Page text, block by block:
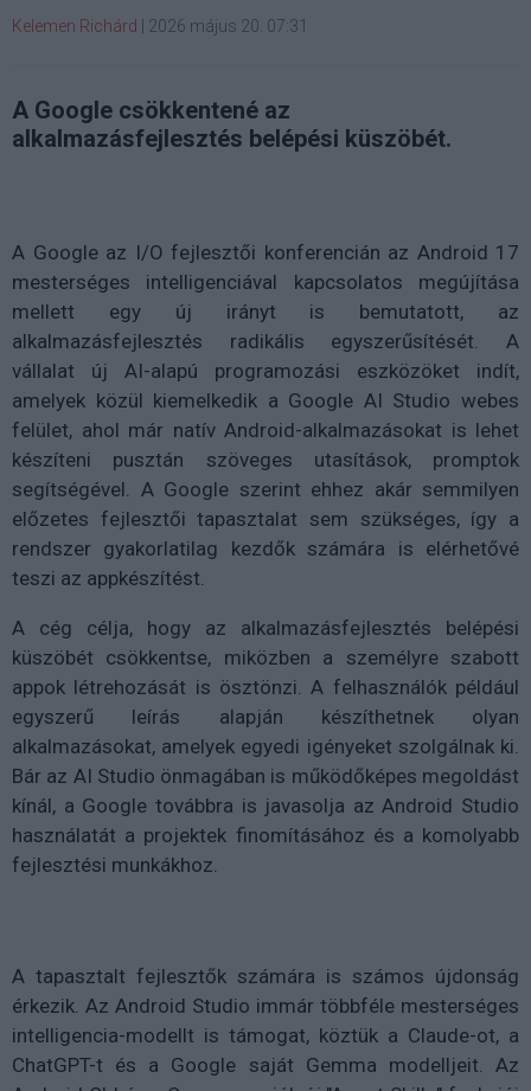
Kelemen Richárd 2026 május 20. 07:31
A Google csökkentené az
alkalmazásfejlesztés belépési küszöbét.
A Google az I/O fejlesztői konferencián az Android 17
mesterséges intelligenciával kapcsolatos megújítása
mellett egy új irányt is bemutatott, az
alkalmazásfejlesztés radikális egyszerűsítését. A
vállalat új AI-alapú programozási eszközöket indít,
amelyek közül kiemelkedik a Google AI Studio webes
felület, ahol már natív Android-alkalmazásokat is lehet
készíteni pusztán szöveges utasítások, promptok
segítségével. A Google szerint ehhez akár semmilyen
előzetes fejlesztői tapasztalat sem szükséges, így a
rendszer gyakorlatilag kezdők számára is elérhetővé
teszi az appkészítést.
A cég célja, hogy az alkalmazásfejlesztés belépési
küszöbét csökkentse, miközben a személyre szabott
appok létrehozását is ösztönzi. A felhasználók például
egyszerű leírás alapján készíthetnek olyan
alkalmazásokat, amelyek egyedi igényeket szolgálnak ki.
Bár az AI Studio önmagában is működőképes megoldást
kínál, a Google továbbra is javasolja az Android Studio
használatát a projektek finomításához és a komolyabb
fejlesztési munkákhoz.
A tapasztalt fejlesztők számára is számos újdonság
érkezik. Az Android Studio immár többféle mesterséges
intelligencia-modellt is támogat, köztük a Claude-ot, a
ChatGPT-t és a Google saját Gemma modelljeit. Az